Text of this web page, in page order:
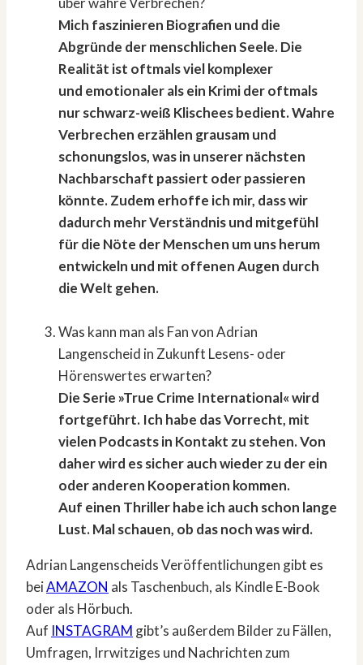
Mich faszinieren Biografien und die
Abgründe der menschlichen Seele. Die
Realität ist oftmals viel komplexer
und emotionaler als ein Krimi der oftmals
nur schwarz-weiß Klischees bedient. Wahre
Verbrechen erzählen grausam und
schonungslos, was in unserer nächsten
Nachbarschaft passiert oder passieren
könnte. Zudem erhoffe ich mir, dass wir
dadurch mehr Verständnis und mitgefühl
für die Nöte der Menschen um uns herum
entwickeln und mit offenen Augen durch
die Welt gehen.
Was kann man als Fan von Adrian
Langenscheid in Zukunft Lesens- oder
Hörenswertes erwarten?
Die Serie »True Crime International« wird
fortgeführt. Ich habe das Vorrecht, mit
vielen Podcasts in Kontakt zu stehen. Von
daher wird es sicher auch wieder zu der ein
oder anderen Kooperation kommen.
Auf einen Thriller habe ich auch schon lange
Lust. Mal schauen, ob das noch was wird.
Adrian Langenscheids Veröffentlichungen gibt es
beiAMAZON als Taschenbuch, als Kindle E-Book
oder als Hörbuch.
Auf INSTAGRAM gibt’s außerdem Bilder zu Fällen,
Umfragen, Irrwitziges und Nachrichten zum